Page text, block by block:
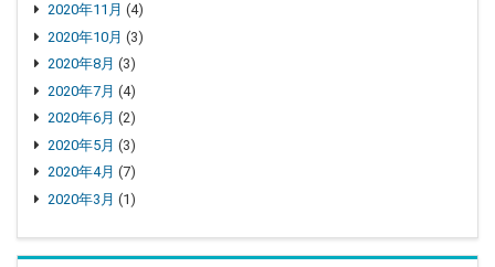
2020年11月 (4)
2020年10月 (3)
2020年8月 (3)
2020年7月 (4)
2020年6月 (2)
2020年5月 (3)
2020年4月 (7)
2020年3月 (1)